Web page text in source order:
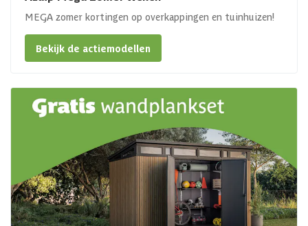
MEGA zomer kortingen op overkappingen en tuinhuizen!
Bekijk de actiemodellen